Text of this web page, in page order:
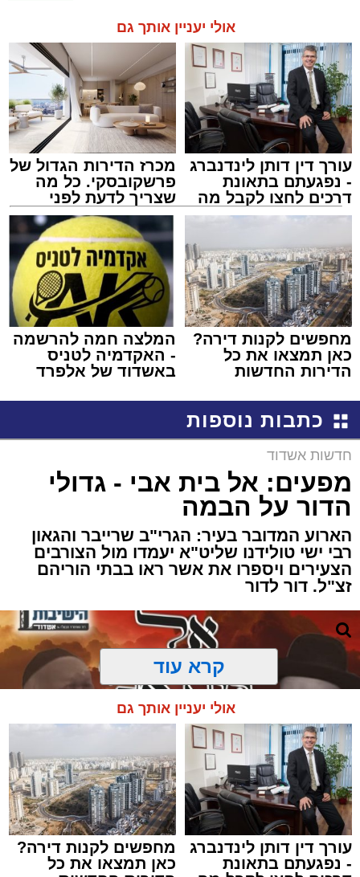
אולי יעניין אותך גם
עורך דין דותן לינדנברג
- נפגעתם בתאונת
דרכים לחצו לקבל מה
שמגיע לכם
מכרז הדירות הגדול של
פרשקובסקי. כל מה
שצריך לדעת לפני
שמגישים הצעה לדירה
באשדוד
מחפשים לקנות דירה?
כאן תמצאו את כל
הדירות החדשות
המלצה חמה להרשמה
- האקדמיה לטניס
באשדוד של אלפרד
כתבות נוספות
חדשות אשדוד
מפעים: אל בית אבי - גדולי
הדור על הבמה
הארוע המדובר בעיר: הגרי"ב שרייבר והגאון
רבי ישי טולידנו שליט"א יעמדו מול הצורבים
הצעירים ויספרו את אשר ראו בבתי הוריהם
זצ"ל. דור לדור
קרא עוד
אולי יעניין אותך גם
עורך דין דותן לינדנברג
- נפגעתם בתאונת
מחפשים לקנות דירה?
כאן תמצאו את כל